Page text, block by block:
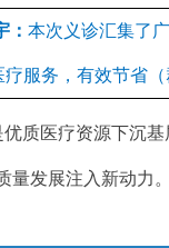
：本次义诊汇集了
服务，有效节省（
医疗资源下沉基
量发展注入新动力。